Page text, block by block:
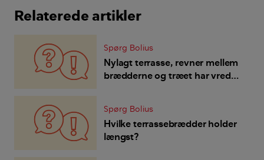
Relaterede artikler
Spørg Bolius
Nylagt terrasse, revner mellem
brædderne og træet har vredet
Spørg Bolius
Hvilke terrassebrædder holder
længst?